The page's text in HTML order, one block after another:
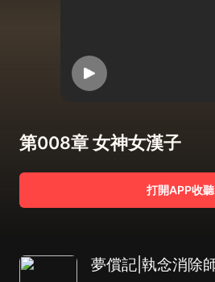
第008章 女神女漢子
打開APP收聽